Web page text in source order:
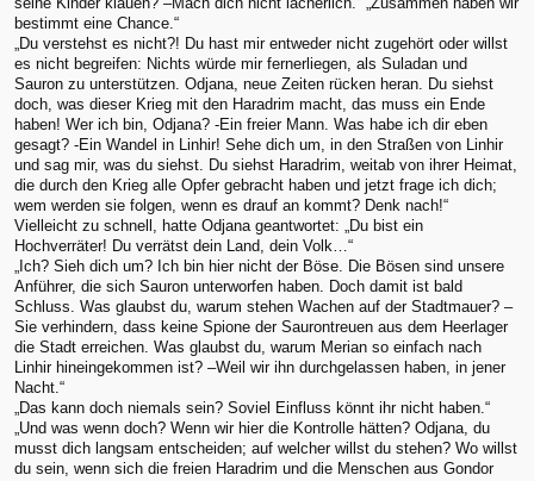
bestimmt eine Chance.“
„Du verstehst es nicht?! Du hast mir entweder nicht zugehört oder willst
es nicht begreifen: Nichts würde mir fernerliegen, als Suladan und
Sauron zu unterstützen. Odjana, neue Zeiten rücken heran. Du siehst
doch, was dieser Krieg mit den Haradrim macht, das muss ein Ende
haben! Wer ich bin, Odjana? -Ein freier Mann. Was habe ich dir eben
gesagt? -Ein Wandel in Linhir! Sehe dich um, in den Straßen von Linhir
und sag mir, was du siehst. Du siehst Haradrim, weitab von ihrer Heimat,
die durch den Krieg alle Opfer gebracht haben und jetzt frage ich dich;
wem werden sie folgen, wenn es drauf an kommt? Denk nach!“
Vielleicht zu schnell, hatte Odjana geantwortet: „Du bist ein
Hochverräter! Du verrätst dein Land, dein Volk…“
„Ich? Sieh dich um? Ich bin hier nicht der Böse. Die Bösen sind unsere
Anführer, die sich Sauron unterworfen haben. Doch damit ist bald
Schluss. Was glaubst du, warum stehen Wachen auf der Stadtmauer? –
Sie verhindern, dass keine Spione der Saurontreuen aus dem Heerlager
die Stadt erreichen. Was glaubst du, warum Merian so einfach nach
Linhir hineingekommen ist? –Weil wir ihn durchgelassen haben, in jener
Nacht.“
„Das kann doch niemals sein? Soviel Einfluss könnt ihr nicht haben.“
„Und was wenn doch? Wenn wir hier die Kontrolle hätten? Odjana, du
musst dich langsam entscheiden; auf welcher willst du stehen? Wo willst
du sein, wenn sich die freien Haradrim und die Menschen aus Gondor